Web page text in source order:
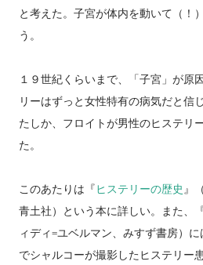
と考えた。子宮が体内を動いて（！
う。
１９世紀くらいまで、「子宮」が原
リーはずっと女性特有の病気だと信
たしか、フロイトが男性のヒステリ
た。
このあたりは『ヒステリーの歴史』
青土社）という本に詳しい。また、
ィディ=ユベルマン、みすず書房）
でシャルコーが撮影したヒステリー